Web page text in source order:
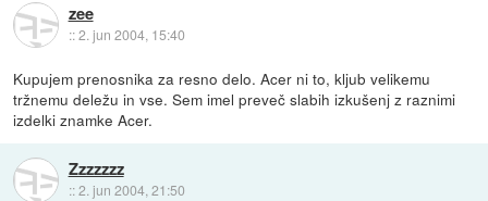
zee
::2. jun 2004, 15:40
Kupujem prenosnika za resno delo. Acer ni to, kljub velikemu
tržnemu deležu in vse. Sem imel preveč slabih izkušenj z raznimi
izdelki znamke Acer.
Zzzzzzz
::2. jun 2004, 21:50